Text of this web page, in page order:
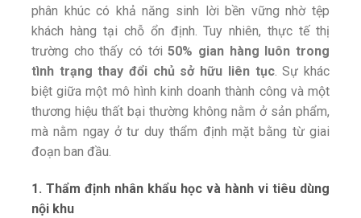
phân khúc có khả năng sinh lời bền vững nhờ tệp
khách hàng tại chỗ ổn định. Tuy nhiên, thực tế thị
trường cho thấy có tới50% gian hàng luôn trong
tình trạng thay đổi chủ sở hữu liên tục. Sự khác
biệt giữa một mô hình kinh doanh thành công và một
thương hiệu thất bại thường không nằm ở sản phẩm,
mà nằm ngay ở tư duy thẩm định mặt bằng từ giai
đoạn ban đầu.
1. Thẩm định nhân khẩu học và hành vi tiêu dùng
nội khu